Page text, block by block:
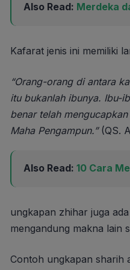
Also Read: Merdeka
Kafarat jenis ini memiliki
“Orang-orang di antara
itu bukanlah ibunya. Ibu-
benar telah
Maha Pengampun.”(QS.
Also Read: 10 Cara
ungkapan zhihar juga
mengandung makna lain
Contoh ungkapan sharih